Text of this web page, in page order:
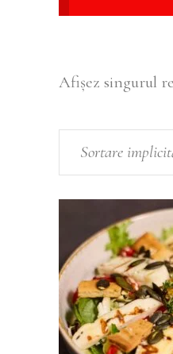
Afișez singurul
Sortare